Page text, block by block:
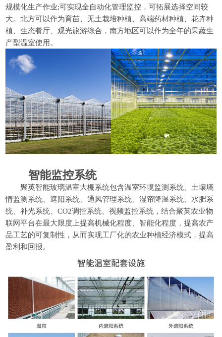
规模化生产作业;可实现全自动化管理监控，可拓展选择空间较
大。北方可以作为育苗、无土栽培种植、高端药材种植、花卉种
植、生态餐厅、观光旅游综合，南方地区可以作为全年的果蔬生
产型温室使用。
智能监控系统
聚英智能玻璃温室大棚系统包含温室环境监测系统、土壤墒
情监测系统、遮阳系统、通风管理系统、湿帘降温系统、水肥系
统、补光系统、CO2调控系统、视频监控系统，结合聚英农业物
联网平台在最大限度上提高机械化程度、智能化程度，提高农产
品工艺的可复制性，从而实现工厂化的农业种植经济模式，提高
盈利和回报。